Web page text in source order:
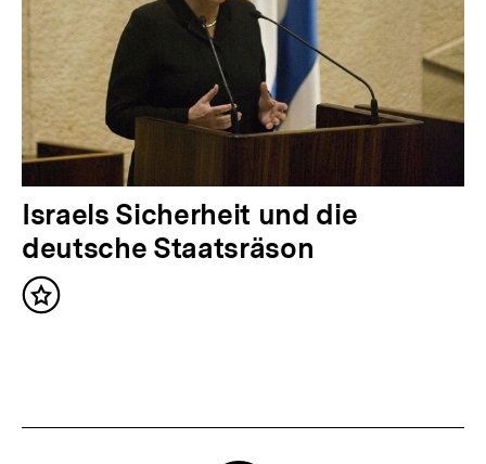
r
I
h
a
l
t
:
N
ä
c
h
Israels Sicherheit und die
deutsche Staatsräson
Inhalt